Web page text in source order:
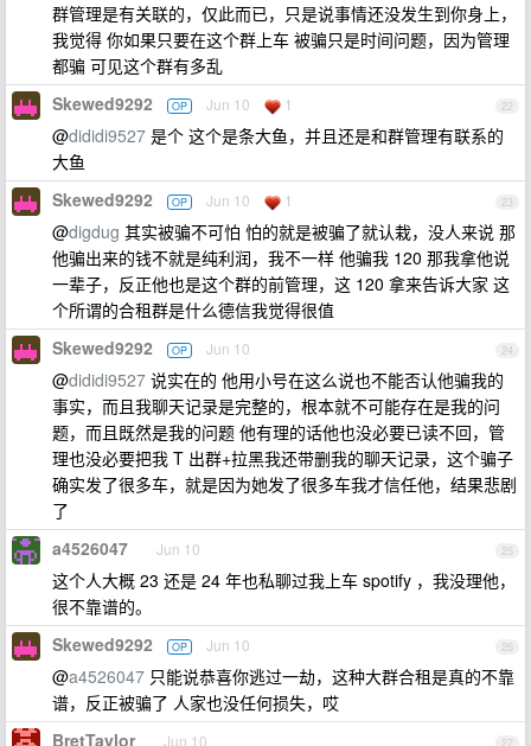
群管理是有关联的，仅此而已，只是说事情还没发生到你身上，
我觉得 你如果只要在这个群上车 被骗只是时间问题，因为管理
都骗 可见这个群有多乱
22
Skewed9292 OP Jun 10 1
@dididi9527 是个 这个是条大鱼，并且还是和群管理有联系的
大鱼
23
Skewed9292 OP Jun 10 1
@digdug 其实被骗不可怕 怕的就是被骗了就认栽，没人来说 那
他骗出来的钱不就是纯利润，我不一样 他骗我 120 那我拿他说
一辈子，反正他也是这个群的前管理，这 120 拿来告诉大家 这
个所谓的合租群是什么德信我觉得很值
24
Skewed9292 OP Jun 10
@dididi9527 说实在的 他用小号在这么说也不能否认他骗我的
事实，而且我聊天记录是完整的，根本就不可能存在是我的问
题，而且既然是我的问题 他有理的话他也没必要已读不回，管
理也没必要把我 T 出群+拉黑我还带删我的聊天记录，这个骗子
确实发了很多车，就是因为她发了很多车我才信任他，结果悲剧
了
25
a4526047 Jun 10
这个人大概 23 还是 24 年也私聊过我上车 spotify ，我没理他，
很不靠谱的。
26
Skewed9292 OP Jun 10
@a4526047 只能说恭喜你逃过一劫，这种大群合租是真的不靠
谱，反正被骗了 人家也没任何损失，哎
BretTaylor Jun 10